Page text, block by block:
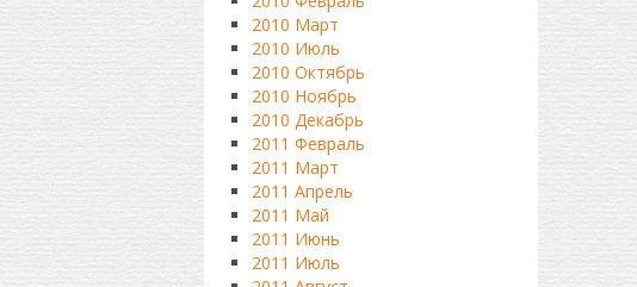
2010 Март
2010 Июль
2010 Октябрь
2010 Ноябрь
2010 Декабрь
2011 Февраль
2011 Март
2011 Апрель
2011 Май
2011 Июнь
2011 Июль